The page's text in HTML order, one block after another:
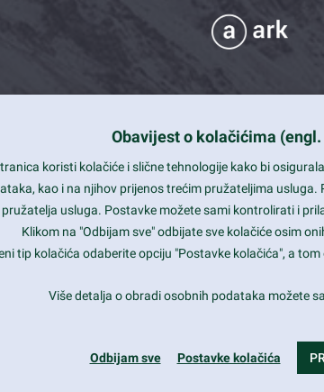
Smart and beautiful design
Unlimited Eelements
Mobile ready
Obavijest o kolačićima
koristi kolačiće i slične tehnologije kako bi
kao i na njihov prijenos trećim pružateljima
usluga. Postavke možete sami kontrolirati i
Klikom na "Odbijam sve" odbijate sve kolačiće osim
tip kolačića odaberite opciju "Postavke kolačića", a
Više detalja o obradi osobnih podataka možete
Odbijam sve Postavke kolačića